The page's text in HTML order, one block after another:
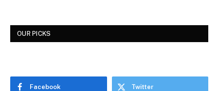
OUR PICKS
Facebook Twitter